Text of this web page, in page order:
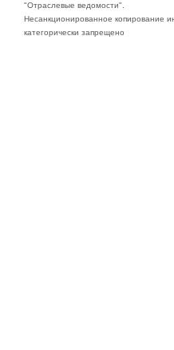
"Отраслевые ведомости".
Несанкционированное копирование
категорически запрещено